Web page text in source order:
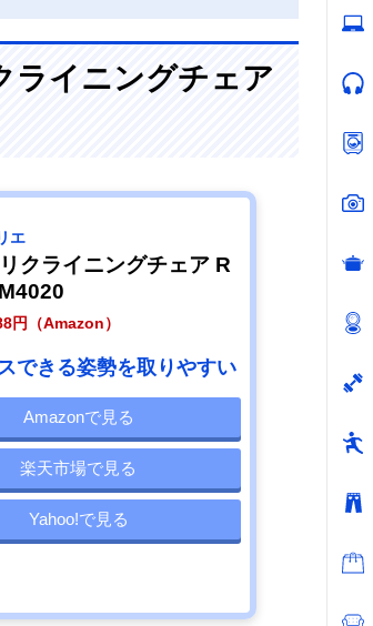
ライニングチェア
エ
クライニングチェア R
円（Amazon）
できる姿勢を取りやすい
Amazonで見る
楽天市場で見る
Yahoo!で見る